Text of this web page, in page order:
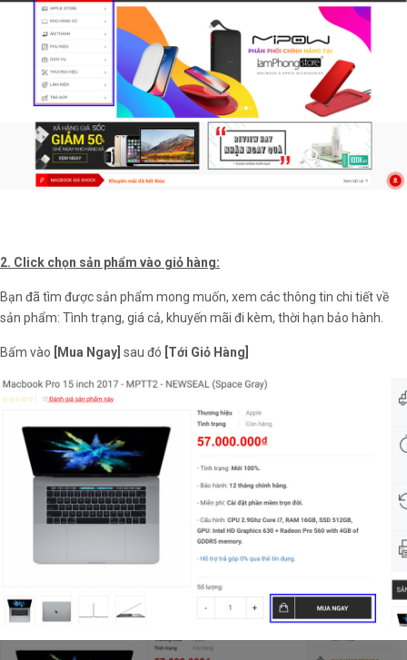
2. Click chọn sản phẩm vào giỏ hàng:
Bạn đã tìm được sản phẩm mong muốn, xem các thông tin chi tiết về
sản phẩm: Tình trạng, giá cả, khuyến mãi đi kèm, thời hạn bảo hành.
Bấm vào [Mua Ngay] sau đó [Tới Giỏ Hàng]